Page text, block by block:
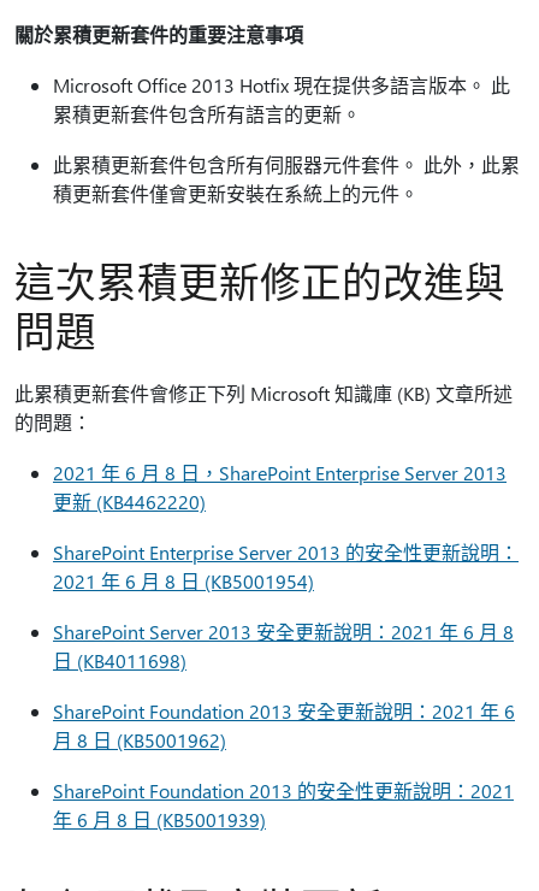
關於累積更新套件的重要注意事項
Microsoft Office 2013 Hotfix 現在提供多語言版本。 此
累積更新套件包含所有語言的更新。
此累積更新套件包含所有伺服器元件套件。 此外，此累
積更新套件僅會更新安裝在系統上的元件。
這次累積更新修正的改進與
問題
此累積更新套件會修正下列 Microsoft 知識庫 (KB) 文章所述
的問題：
2021 年 6 月 8 日，SharePoint Enterprise Server 2013
更新 (KB4462220)
SharePoint Enterprise Server 2013 的安全性更新說明：
2021 年 6 月 8 日 (KB5001954)
SharePoint Server 2013 安全更新說明：2021 年 6 月 8
日 (KB4011698)
SharePoint Foundation 2013 安全更新說明：2021 年 6
月 8 日 (KB5001962)
SharePoint Foundation 2013 的安全性更新說明：2021
年 6 月 8 日 (KB5001939)